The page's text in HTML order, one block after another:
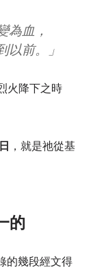
為血，
以前。」
火降下之時
，就是祂從基
的
的幾段經文得